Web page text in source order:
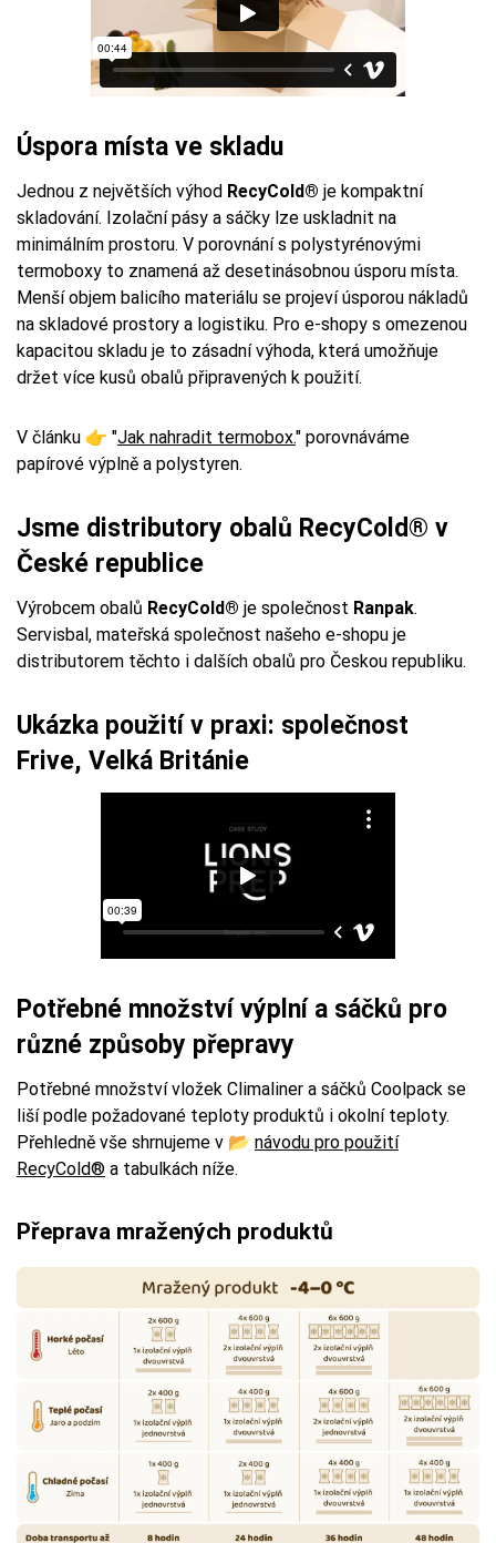
Úspora místa ve skladu
Jednou z největších výhod RecyCold® je kompaktní
skladování. Izolační pásy a sáčky lze uskladnit na
minimálním prostoru. V porovnání s polystyrénovými
termoboxy to znamená až desetinásobnou úsporu místa.
Menší objem balicího materiálu se projeví úsporou nákladů
na skladové prostory a logistiku. Pro e-shopy s omezenou
kapacitou skladu je to zásadní výhoda, která umožňuje
držet více kusů obalů připravených k použití.
V článku 👉 "Jak nahradit termobox." porovnáváme
papírové výplně a polystyren.
Jsme distributory obalů RecyCold® v
České republice
Výrobcem obalů RecyCold® je společnost Ranpak.
Servisbal, mateřská společnost našeho e-shopu je
distributorem těchto i dalších obalů pro Českou republiku.
Ukázka použití v praxi: společnost
Frive, Velká Británie
Potřebné množství výplní a sáčků pro
různé způsoby přepravy
Potřebné množství vložek Climaliner a sáčků Coolpack se
liší podle požadované teploty produktů i okolní teploty.
Přehledně vše shrnujeme v 📂 návodu pro použití
RecyCold® a tabulkách níže.
Přeprava mražených produktů